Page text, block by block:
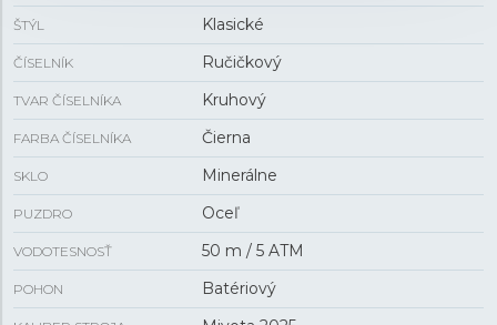
ŠTÝL Klasické
ČÍSELNÍK Ručičkový
TVAR ČÍSELNÍKA Kruhový
FARBA ČÍSELNÍKA Čierna
SKLO Minerálne
PUZDRO Oceľ
VODOTESNOSŤ 50 m / 5 ATM
POHON Batériový